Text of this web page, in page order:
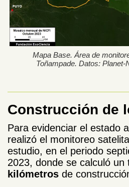
Mapa Base. Área de
Toñampade. Datos: Planet-
Construcción de
Para evidenciar el estado
realizó el monitoreo
estudio, en el periodo
2023, donde se calculó un
kilómetros de